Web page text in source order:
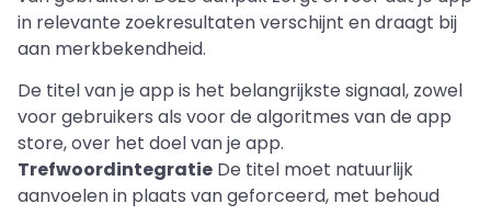
in relevante zoekresultaten verschijnt en draagt bij
aan merkbekendheid.
De titel van je app is het belangrijkste signaal, zowel
voor gebruikers als voor de algoritmes van de app
store, over het doel van je app.
Trefwoordintegratie De titel moet natuurlijk
aanvoelen in plaats van geforceerd, met behoud